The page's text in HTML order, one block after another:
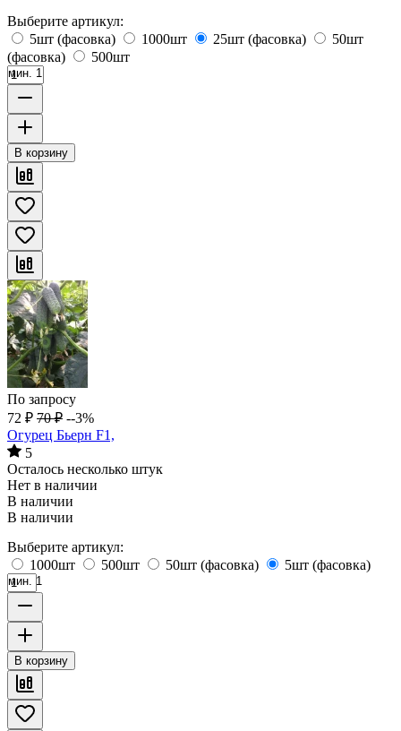
Выберите артикул:
5шт (фасовка)
1000шт 25шт (фасовка)
50шт
(фасовка)
500шт
мин. 1
В корзину
По запросу
72 ₽ 70 ₽ --3%
Огурец Бьерн F1,
5
Осталось несколько штук
Нет в наличии
В наличии
В наличии
Выберите артикул:
1000шт
500шт 50шт (фасовка) 5шт (фасовка)
мин. 1
В корзину